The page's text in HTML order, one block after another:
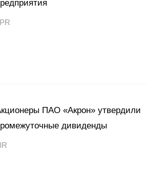
ПАО «Акрон» утвердили
дивиденды